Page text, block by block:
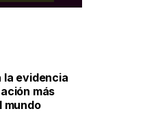
la evidencia
más
mundo